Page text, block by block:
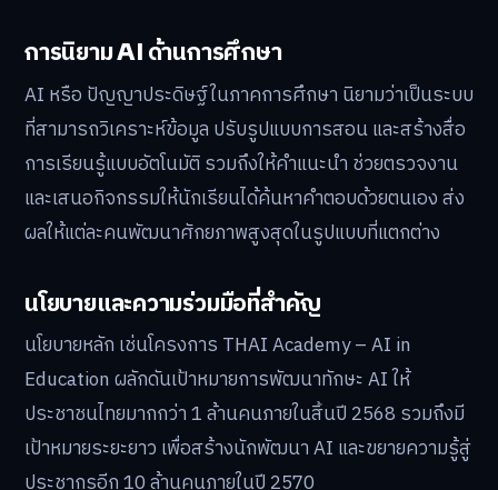
การนิยาม AI ด้านการศึกษา
AI หรือ ปัญญาประดิษฐ์ในภาคการศึกษา นิยามว่าเป็นระบบ
ที่สามารถวิเคราะห์ข้อมูล ปรับรูปแบบการสอน และสร้างสื่อ
การเรียนรู้แบบอัตโนมัติ รวมถึงให้คำแนะนำ ช่วยตรวจงาน
และเสนอกิจกรรมให้นักเรียนได้ค้นหาคำตอบด้วยตนเอง ส่ง
ผลให้แต่ละคนพัฒนาศักยภาพสูงสุดในรูปแบบที่แตกต่าง
นโยบายและความร่วมมือที่สำคัญ
นโยบายหลัก เช่นโครงการ THAI Academy – AI in
Education ผลักดันเป้าหมายการพัฒนาทักษะ AI ให้
ประชาชนไทยมากกว่า 1 ล้านคนภายในสิ้นปี 2568 รวมถึงมี
เป้าหมายระยะยาว เพื่อสร้างนักพัฒนา AI และขยายความรู้สู่
ประชากรอีก 10 ล้านคนภายในปี 2570